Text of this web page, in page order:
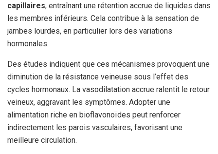
capillaires, entraînant une rétention accrue de liquides dans
les membres inférieurs. Cela contribue à la sensation de
jambes lourdes, en particulier lors des variations
hormonales.
Des études indiquent que ces mécanismes provoquent une
diminution de la résistance veineuse sous l’effet des
cycles hormonaux. La vasodilatation accrue ralentit le retour
veineux, aggravant les symptômes. Adopter une
alimentation riche en bioflavonoïdes peut renforcer
indirectement les parois vasculaires, favorisant une
meilleure circulation.